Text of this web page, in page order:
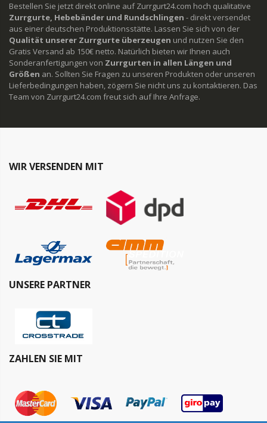
Bestellen Sie jetzt direkt online auf Zurrgurt24.com hoch qualitative
Zurrgurte, Hebebänder und Rundschlingen - direkt versendet
aus einer deutschen Produktionsstätte. Lassen Sie sich von der
Qualität unserer Zurrgurte überzeugen und nutzen Sie den
Gratis Versand ab 150€ netto. Natürlich bieten wir Ihnen auch
Sonderanfertigungen von Zurrgurten in allen Längen und
Größen an. Sollten Sie Fragen zu unseren Produkten oder unseren
Lieferbedingungen haben, zögern Sie nicht uns zu kontaktieren. Das
Team von Zurrgurt24.com freut sich auf Ihre Anfrage.
WIR VERSENDEN MIT
UNSERE PARTNER
ZAHLEN SIE MIT